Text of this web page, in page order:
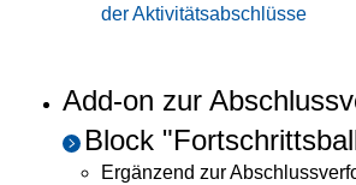
der Aktivitätsabschlüsse
Add-on zur
Block
Ergänzend zur